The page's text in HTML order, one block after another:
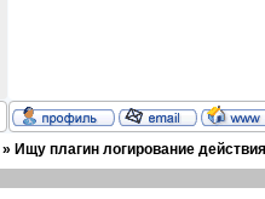
» Ищу плагин логирование